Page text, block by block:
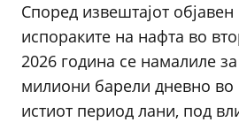
Според извештајот објавен
испораките на нафта во
2026 година се намалиле
милиони барели дневно во
истиот период лани, под